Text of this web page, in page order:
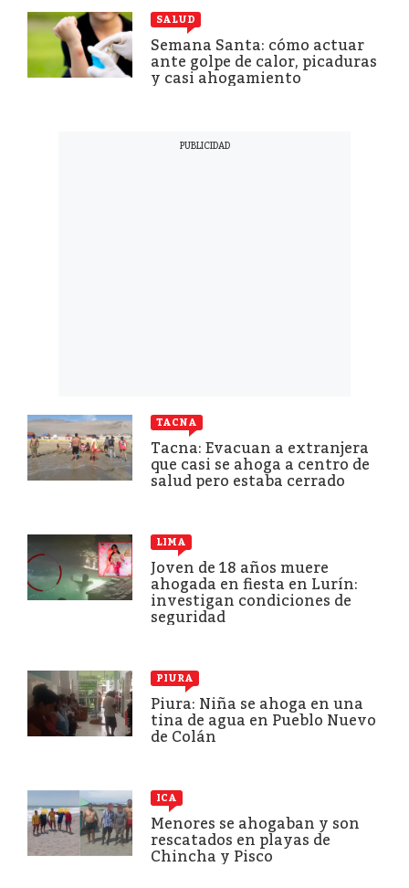
SALUD
Semana Santa: cómo actuar
ante golpe de calor, picaduras
y casi ahogamiento
TACNA
Tacna: Evacuan a extranjera
que casi se ahoga a centro de
salud pero estaba cerrado
LIMA
Joven de 18 años muere
ahogada en fiesta en Lurín:
investigan condiciones de
seguridad
PIURA
Piura: Niña se ahoga en una
tina de agua en Pueblo Nuevo
de Colán
ICA
Menores se ahogaban y son
rescatados en playas de
Chincha y Pisco